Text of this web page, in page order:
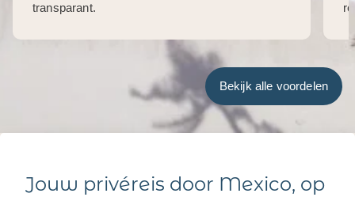
transparant.
Bekijk alle voordelen
Jouw privéreis door Mexico, op